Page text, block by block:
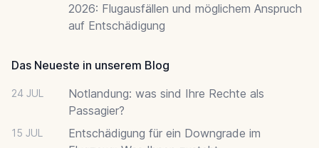
2026: Flugausfällen und möglichem Anspruch
auf Entschädigung
Das Neueste in unserem Blog
24 JUL
Notlandung: was sind Ihre Rechte als
Passagier?
15 JUL
Entschädigung für ein Downgrade im